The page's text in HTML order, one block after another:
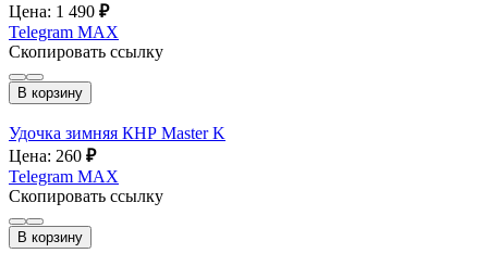
Цена: 1 490 ₽
Telegram MAX
Скопировать ссылку
В корзину
Удочка зимняя КНР Master K
Цена: 260 ₽
Telegram MAX
Скопировать ссылку
В корзину